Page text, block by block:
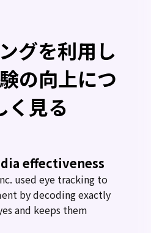
グを利用し
の向上につ
く見る
effectiveness
used eye tracking to
by decoding exactly
and keeps them